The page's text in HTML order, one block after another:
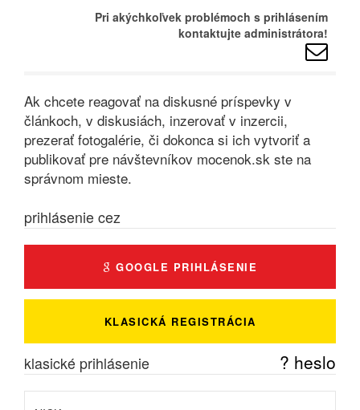
Pri akýchkoľvek problémoch s prihlásením
kontaktujte administrátora!
Ak chcete reagovať na diskusné príspevky v
článkoch, v diskusiách, inzerovať v inzercii,
prezerať fotogalérie, či dokonca si ich vytvoriť a
publikovať pre návštevníkov mocenok.sk ste na
správnom mieste.
prihlásenie cez
GOOGLE PRIHLÁSENIE
KLASICKÁ REGISTRÁCIA
klasické prihlásenie ? heslo